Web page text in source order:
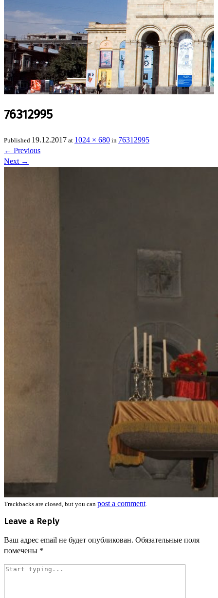
76312995
Published 19.12.2017 at 1024 × 680 in 76312995
← Previous
Next →
Trackbacks are closed, but you can post a comment.
Leave a Reply
Ваш адрес email не будет опубликован. Обязательные поля
помечены *